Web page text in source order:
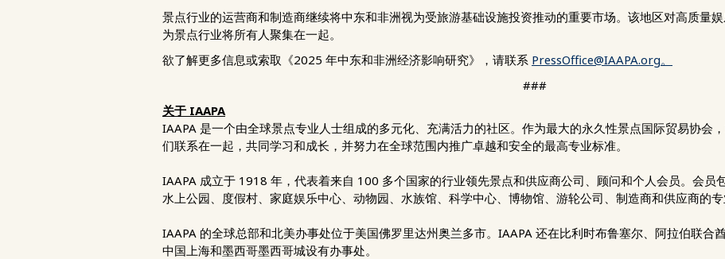
景点行业的运营商和制造商继续将中东和非洲视为受旅游基础设施投资推动的重要市场。该地区对高质量
为景点行业将所有人聚集在一起。
欲了解更多信息或索取《2025 年中东和非洲经济影响研究》，请联系 PressOffice@IAAPA.org。
###
关于 IAAPA
IAAPA 是一个由全球景点专业人士组成的多元化、充满活力的社区。作为最大的永久性景点国际贸易协会
们联系在一起，共同学习和成长，并努力在全球范围内推广卓越和安全的最高专业标准。
IAAPA 成立于 1918 年，代表着来自 100 多个国家的行业领先景点和供应商公司、顾问和个人会员。会员
水上公园、度假村、家庭娱乐中心、动物园、水族馆、科学中心、博物馆、游轮公司、制造商和供应商的专
IAAPA 的全球总部和北美办事处位于美国佛罗里达州奥兰多市。IAAPA 还在比利时布鲁塞尔、阿拉伯联合
中国上海和墨西哥墨西哥城设有办事处。